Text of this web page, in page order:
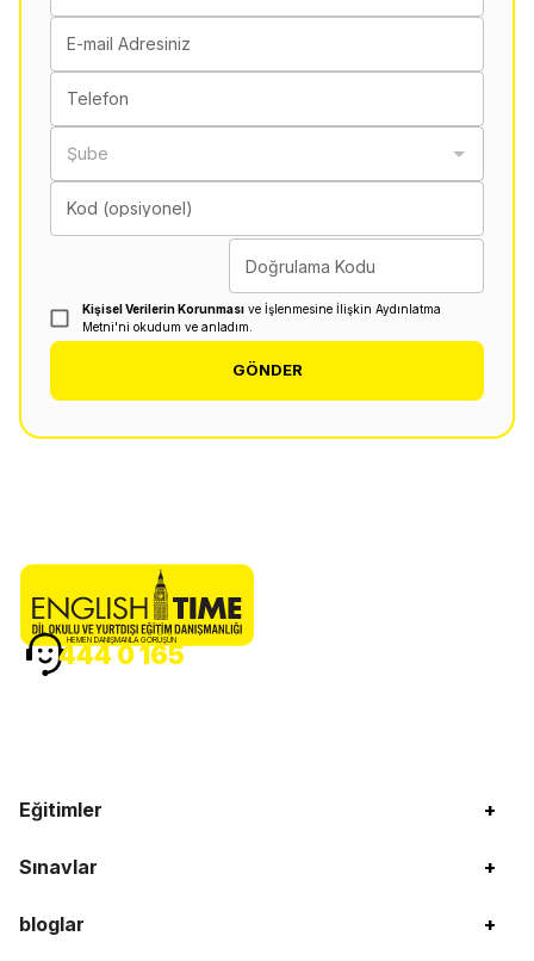
E-mail Adresiniz
Telefon
Şube
Kod (opsiyonel)
Doğrulama Kodu
Kişisel Verilerin Korunması ve İşlenmesine İlişkin Aydınlatma
Metni'ni okudum ve anladım.
GÖNDER
Eğitimler +
Sınavlar +
bloglar +
HEMEN DANIŞMANLA GÖRÜŞÜN
444 0 165